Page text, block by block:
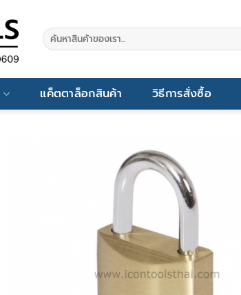
ค้นหา:
แค็ตตาล็อกสินค้า วิธีการสั่งซื้อ